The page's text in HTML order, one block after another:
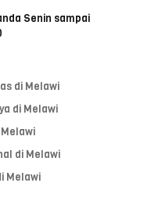
Senin sampai
di Melawi
di Melawi
di Melawi
Melawi